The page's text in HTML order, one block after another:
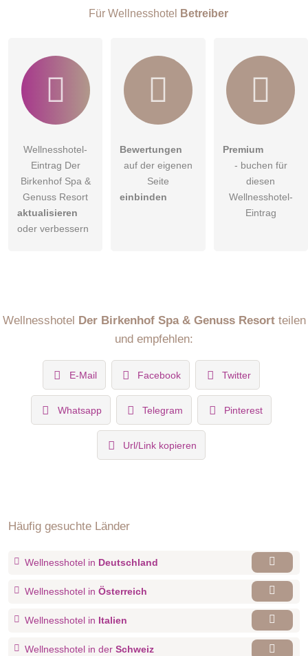
sich wirken lassen.
hinterleuchteten Onyx-Steinplatten, die ein ganz besonderes
Highlight schaffen.
Für Wellnesshotel Betreiber
Wellnesshotel-
Eintrag Der
Birkenhof Spa &
Genuss Resort
aktualisieren
oder verbessern
Bewertungen
auf der eigenen
Seite
einbinden
Premium
- buchen für
diesen
Wellnesshotel-
Eintrag
Wellnesshotel Der Birkenhof Spa & Genuss Resortteilen
und empfehlen:
E-Mail Facebook Twitter
Whatsapp Telegram Pinterest
Url/Link kopieren
Häufig gesuchte Länder
Wellnesshotel in Deutschland
Wellnesshotel in Österreich
Wellnesshotel in Italien
Wellnesshotel in der Schweiz